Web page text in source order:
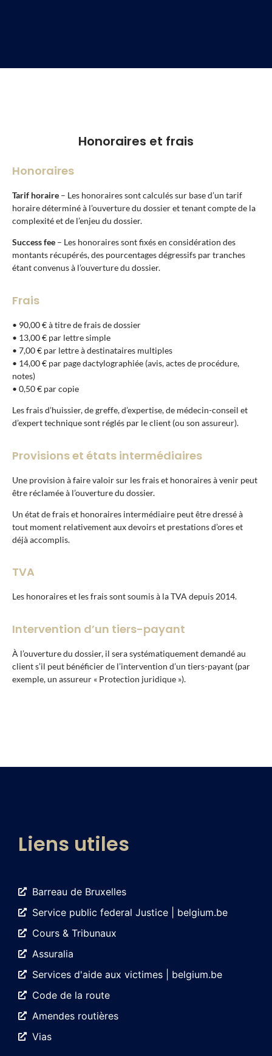
Honoraires et frais
Honoraires
Tarif horaire – Les honoraires sont calculés sur base d’un tarif
horaire déterminé à l’ouverture du dossier et tenant compte de la
complexité et de l’enjeu du dossier.
Success fee – Les honoraires sont fixés en considération des
montants récupérés, des pourcentages dégressifs par tranches
étant convenus à l’ouverture du dossier.
Frais
• 90,00 € à titre de frais de dossier
• 13,00 € par lettre simple
• 7,00 € par lettre à destinataires multiples
• 14,00 € par page dactylographiée (avis, actes de procédure,
notes)
• 0,50 € par copie
Les frais d’huissier, de greffe, d’expertise, de médecin-conseil et
d’expert technique sont réglés par le client (ou son assureur).
Provisions et états intermédiaires
Une provision à faire valoir sur les frais et honoraires à venir peut
être réclamée à l’ouverture du dossier.
Un état de frais et honoraires intermédiaire peut être dressé à
tout moment relativement aux devoirs et prestations d’ores et
déjà accomplis.
TVA
Les honoraires et les frais sont soumis à la TVA depuis 2014.
Intervention d’un tiers-payant
À l’ouverture du dossier, il sera systématiquement demandé au
client s’il peut bénéficier de l’intervention d’un tiers-payant (par
exemple, un assureur « Protection juridique »).
Liens utiles
Barreau de Bruxelles
Service public federal Justice | belgium.be
Cours & Tribunaux
Assuralia
Services d'aide aux victimes | belgium.be
Code de la route
Amendes routières
Vias